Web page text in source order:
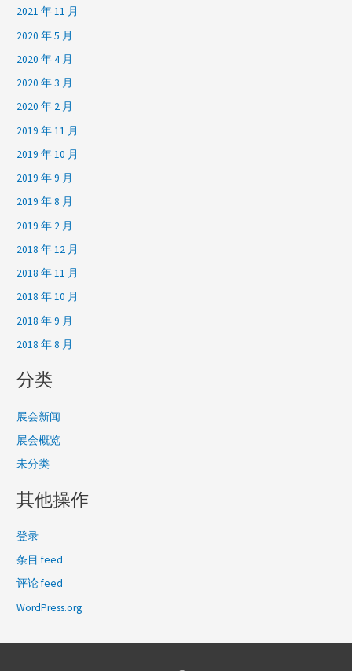
2021 年 11 月
2020 年 5 月
2020 年 4 月
2020 年 3 月
2020 年 2 月
2019 年 11 月
2019 年 10 月
2019 年 9 月
2019 年 8 月
2019 年 2 月
2018 年 12 月
2018 年 11 月
2018 年 10 月
2018 年 9 月
2018 年 8 月
分类
展会新闻
展会概览
未分类
其他操作
登录
条目 feed
评论 feed
WordPress.org